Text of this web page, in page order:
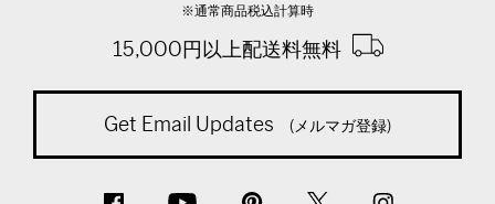
※通常商品税込計算時
15,000円以上配送料無料
Get Email Updates (メルマガ登録)